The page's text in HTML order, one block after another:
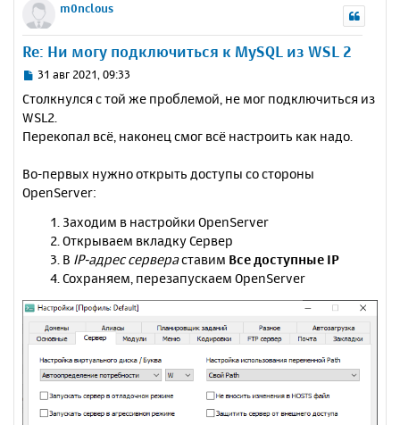
m0nclous
Re: Ни могу подключиться к MySQL из WSL 2
С
о
б
щ
н
е
31 авг 2021, 09:33
Столкнулся с той же проблемой, не мог подключиться из
WSL2.
Перекопал всё, наконец смог всё настроить как надо.
Во-первых нужно открыть доступы со стороны
OpenServer:
Заходим в настройки OpenServer
Открываем вкладку Сервер
В IP-адрес сервераставим Все доступные IP
Сохраняем, перезапускаем OpenServer